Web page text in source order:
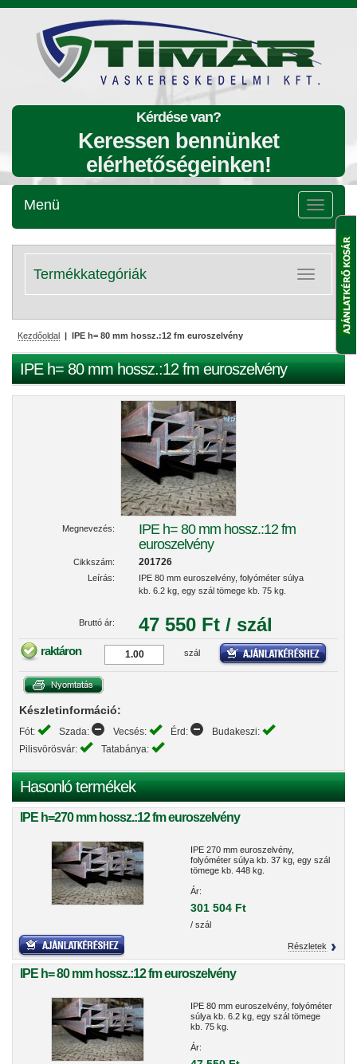
Kérdése van?
Keressen bennünket
elérhetőségeinken!
Menü
Menü
Kategóriák
lenyitása
Termékkategóriák
Kezdőoldal | IPE h= 80 mm hossz.:12 fm euroszelvény
IPE h= 80 mm hossz.:12 fm euroszelvény
Megnevezés:
IPE h= 80 mm hossz.:12 fm
euroszelvény
Cikkszám: 201726
Leírás:
IPE 80 mm euroszelvény, folyóméter súlya
kb. 6.2 kg, egy szál tömege kb. 75 kg.
Bruttó ár: 47 550 Ft / szál
raktáron szál
Készletinformáció:
Fót: Szada: Vecsés: Érd:
Budakeszi:
Pilisvörösvár:
Tatabánya:
Hasonló termékek
IPE h=270 mm hossz.:12 fm euroszelvény
IPE 270 mm euroszelvény,
folyóméter súlya kb. 37 kg, egy szál
tömege kb. 448 kg.
Ár:
301 504 Ft
/ szál
Részletek
IPE h= 80 mm hossz.:12 fm euroszelvény
IPE 80 mm euroszelvény, folyóméter
súlya kb. 6.2 kg, egy szál tömege
kb. 75 kg.
Ár: